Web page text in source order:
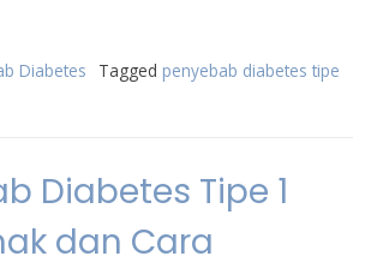
Diabetes Tagged penyebab diabetes tipe
Diabetes Tipe 1
dan Cara